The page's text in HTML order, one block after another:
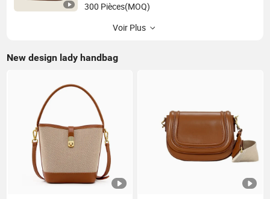
300 Pièces(MOQ)
Voir Plus
New design lady handbag